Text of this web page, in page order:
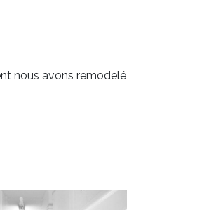
nous avons remodelé